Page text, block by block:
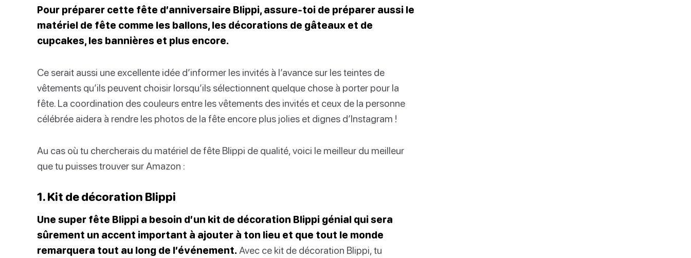
Pour préparer cette fête d’anniversaire Blippi, assure-toi de préparer aussi le
matériel de fête comme les ballons, les décorations de gâteaux et de
cupcakes, les bannières et plus encore.
Ce serait aussi une excellente idée d’informer les invités à l’avance sur les teintes de
vêtements qu’ils peuvent choisir lorsqu’ils sélectionnent quelque chose à porter pour la
fête. La coordination des couleurs entre les vêtements des invités et ceux de la personne
célébrée aidera à rendre les photos de la fête encore plus jolies et dignes d’Instagram !
Au cas où tu chercherais du matériel de fête Blippi de qualité, voici le meilleur du meilleur
que tu puisses trouver sur Amazon :
1. Kit de décoration Blippi
Une super fête Blippi a besoin d’un kit de décoration Blippi génial qui sera
sûrement un accent important à ajouter à ton lieu et que tout le monde
remarquera tout au long de l’événement. Avec ce kit de décoration Blippi, tu